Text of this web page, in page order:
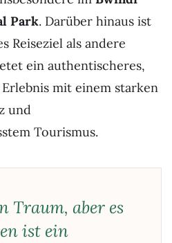
Park. Darüber hinaus ist
Reiseziel als andere
ein authentischeres,
mit einem starken
und
Tourismus.
Traum, aber es
ist ein